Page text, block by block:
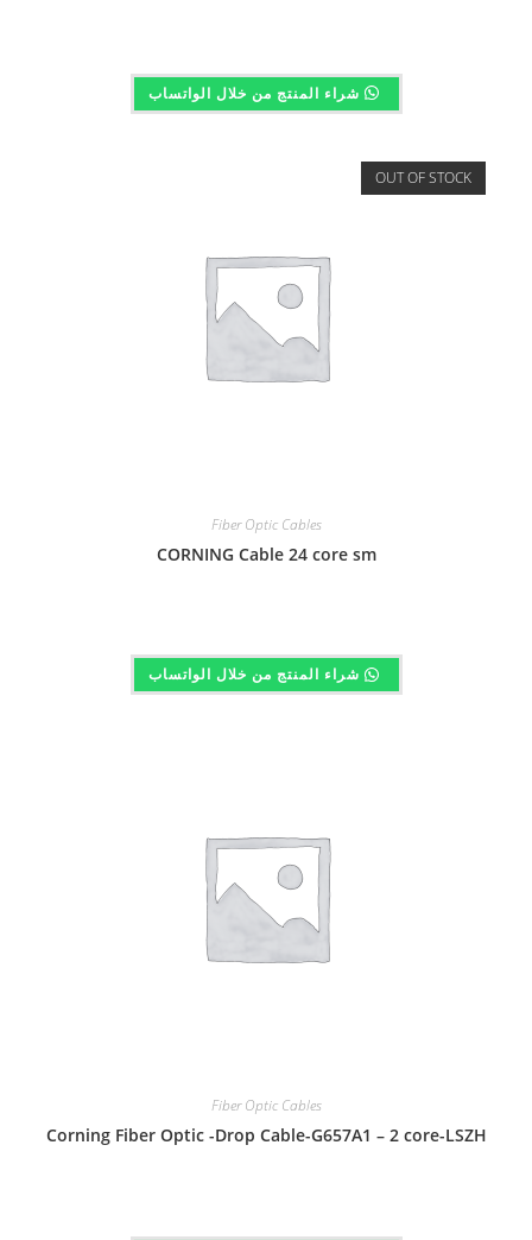
شراء المنتج من خلال الواتساب
OUT OF STOCK
Fiber Optic Cables
CORNING Cable 24 core sm
شراء المنتج من خلال الواتساب
Fiber Optic Cables
Corning Fiber Optic -Drop Cable-G657A1 – 2 core-LSZH